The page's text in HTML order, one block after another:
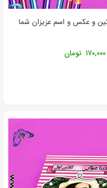
و عکس و اسم عزیزان شما
۱۷۰,۰۰۰ تومان